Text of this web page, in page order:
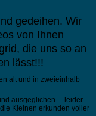
gedeihen. Wir
von Ihnen
die uns so an
lässt!!!
alt und in zweieinhalb
ausgeglichen… leider
Kleinen erkunden voller